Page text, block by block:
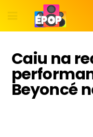
Caiu na
Beyoncé